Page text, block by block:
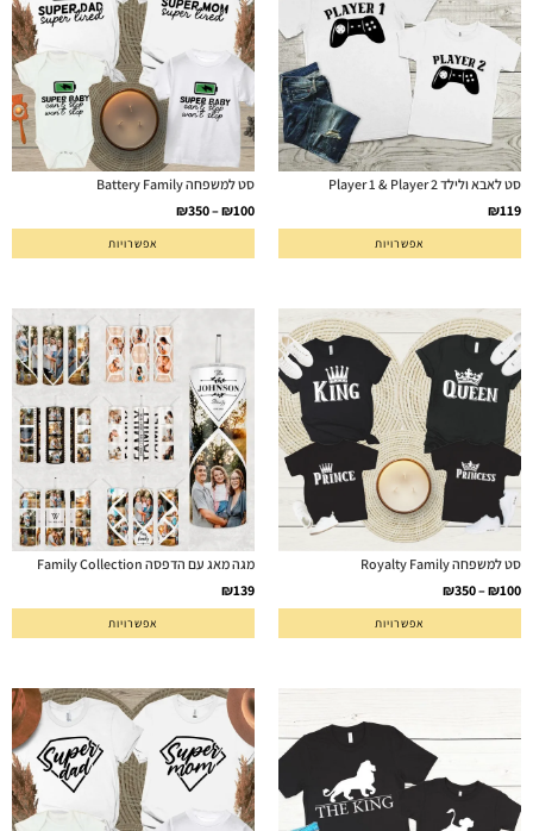
סט לאבא ולילד Player 1 & Player 2
₪119
אפשרויות
סט למשפחה Battery Family
₪100
–
₪350
אפשרויות
סט למשפחה Royalty Family
₪100
–
₪350
אפשרויות
מגה מאג עם הדפסה Family Collection
₪139
אפשרויות